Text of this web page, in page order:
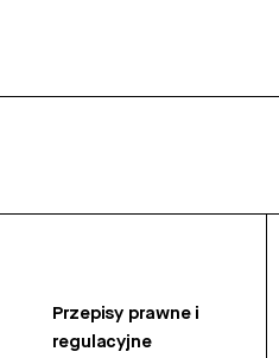
Przepisy prawne i
regulacyjne